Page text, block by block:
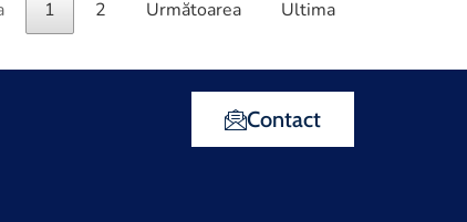
1 2 Următoarea Ultima
Contact